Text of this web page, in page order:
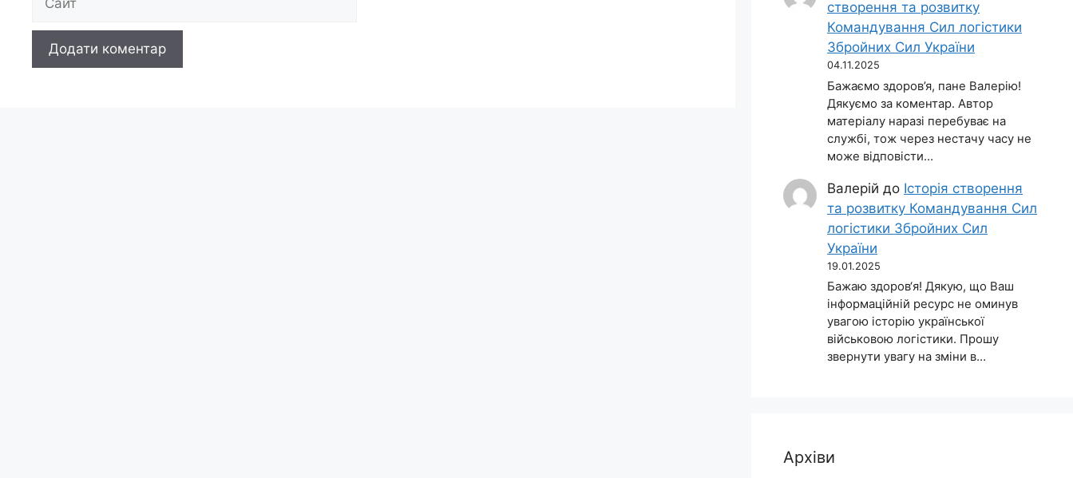
створення та розвитку
Командування Сил логістики
Збройних Сил України
04.11.2025
Бажаємо здоров’я, пане Валерію!
Дякуємо за коментар. Автор
матеріалу наразі перебуває на
службі, тож через нестачу часу не
може відповісти…
Валерій до Історія створення
та розвитку Командування Сил
логістики Збройних Сил
України
19.01.2025
Бажаю здоров‘я! Дякую, що Ваш
інформаційній ресурс не оминув
увагою історію української
військовою логістики. Прошу
звернути увагу на зміни в…
Архіви